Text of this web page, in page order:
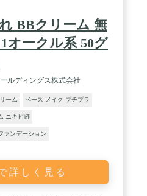
BBクリーム 無
オークル系 50グ
ルディングス株式会社
ーム ベース メイク プチプラ
ニキビ跡
ァンデーション
詳しく見る